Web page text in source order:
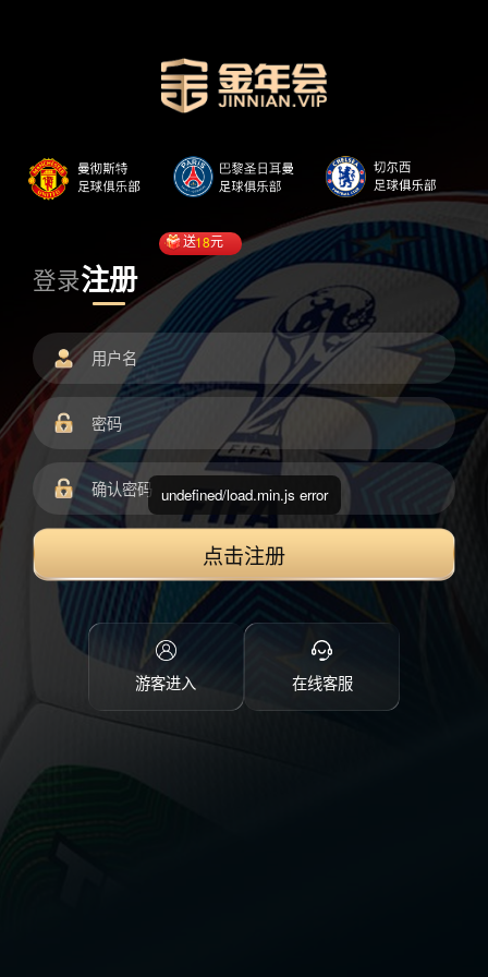
登录注册
送18元
点击注册
游客进入 在线客服
undefined/load.min.js error